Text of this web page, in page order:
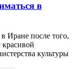
в
Иране после того,
культуры